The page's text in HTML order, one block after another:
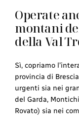
Operate
montani
della Val
Sì, copriamo
provincia di
urgenti sia nei
del Garda,
Rovato) sia nei